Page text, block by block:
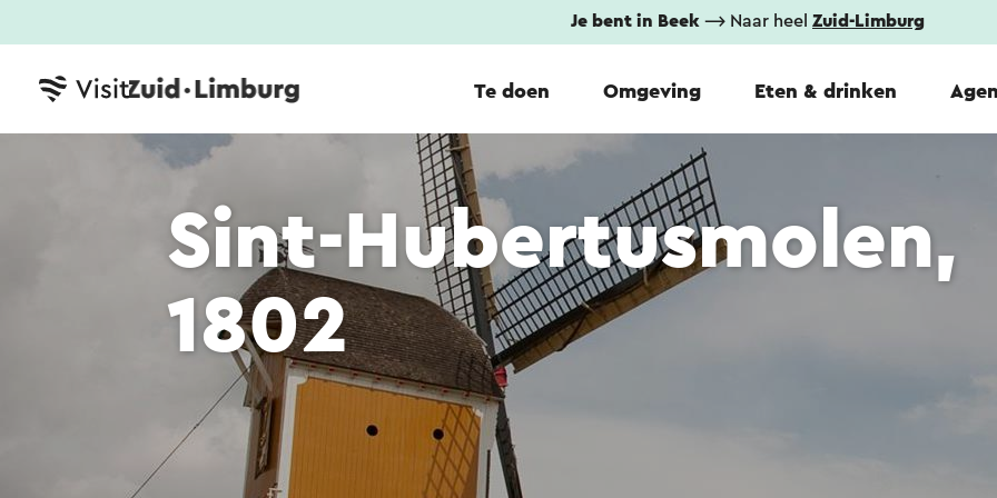
Je bent in Beek ⟶ Naar heel Zuid-Limburg
Te doen Omgeving Eten & drinken
Sint-Hubertusmolen,
1802